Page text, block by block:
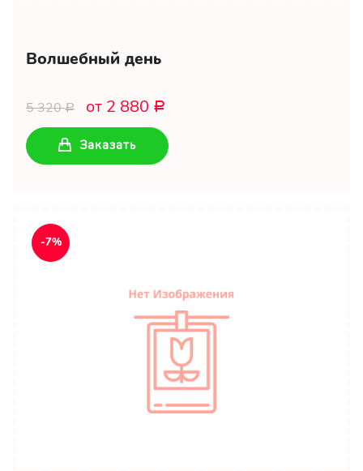
Волшебный день
5 320Р от 2 880 Р
Заказать
-7%